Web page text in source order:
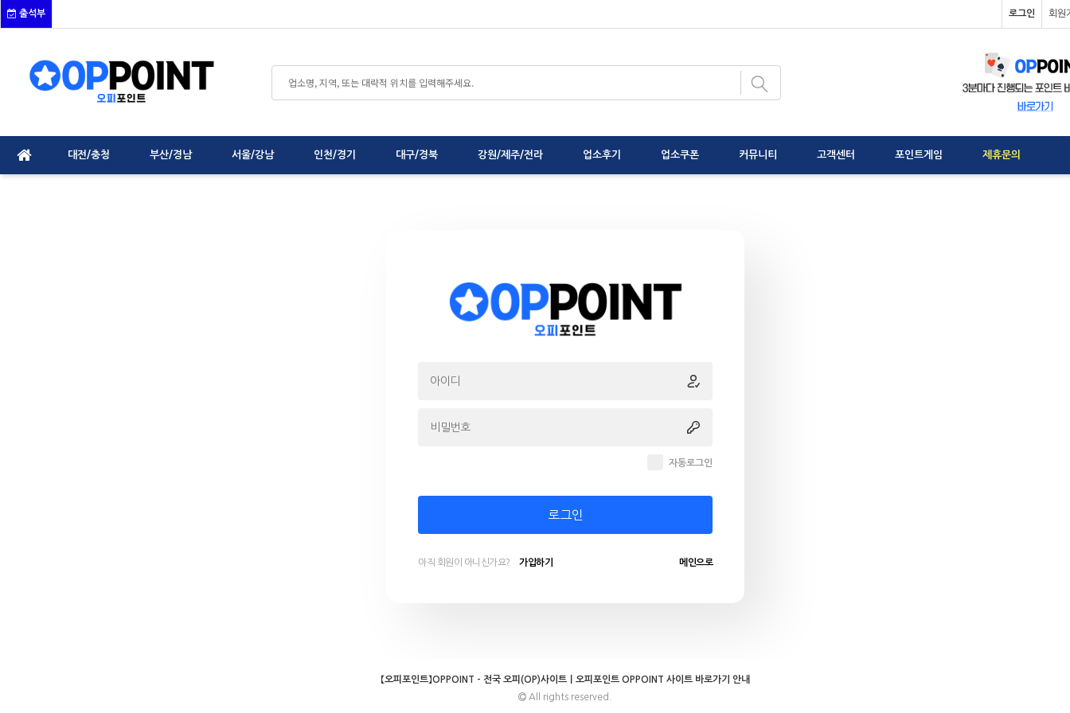
출석부 로그인 회원
대전/충청 부산/경남 서울/강남 인천/경기 대구/경북 강원/제주/전라 업소후기 업소쿠폰 커뮤니티 고객센터 포인트게임 제휴문의
자동로그인
로그인
아직 회원이 아니신가요? 가입하기 메인으로
【오피포인트】OPPOINT - 전국 오피(OP)사이트｜오피포인트 OPPOINT 사이트 바로가기 안내
All rights reserved.